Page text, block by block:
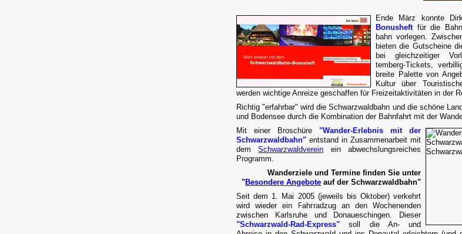
Ende März konnte
Bonusheftfür die
bahn vorlegen.
bieten die Gutscheine
bei gleichzeitiger
temberg-Tickets,
breite Palette von
Kultur über
werden wichtige Anreize geschaffen für Freizeitaktivitäten in der
Richtig "erfahrbar" wird die Schwarzwaldbahn und die schöne
und Bodensee durch die Kombination der Bahnfahrt mit der
Mit einer Broschüre "Wander-Erlebnis mit der
Schwarzwaldbahn" entstand in Zusammenarbeit mit
demSchwarzwaldverein ein abwechslungsreiches
Programm.
Wanderziele und Termine finden Sie unter
"Besondere Angebote auf der Schwarzwaldbahn"
Seit dem 1. Mai 2005 (jeweils bis Oktober) verkehrt
wird wieder ein Fahrradzug an den Wochenenden
zwischen Karlsruhe und Donaueschingen. Dieser
"Schwarzwald-Rad-Express" soll die An- und